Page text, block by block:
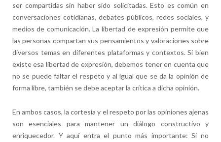
ser compartidas sin haber sido solicitadas. Esto es común en
conversaciones cotidianas, debates públicos, redes sociales, y
medios de comunicación. La libertad de expresión permite que
las personas compartan sus pensamientos y valoraciones sobre
diversos temas en diferentes plataformas y contextos. Si bien
existe esa libertad de expresión, debemos tener en cuenta que
no se puede faltar el respeto y al igual que se da la opinión de
forma libre, también se debe aceptar la crítica a dicha opinión.
En ambos casos, la cortesía y el respeto por las opiniones ajenas
son esenciales para mantener un diálogo constructivo y
enriquecedor. Y aquí entra el punto más importante: Si no